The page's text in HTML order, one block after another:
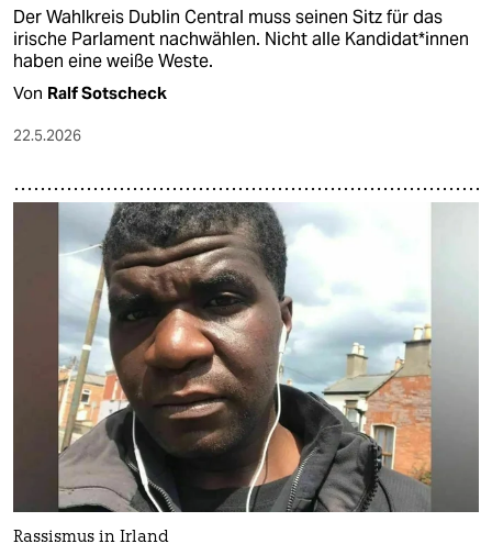
Der Wahlkreis Dublin Central muss seinen Sitz für das
irische Parlament nachwählen. Nicht alle Kan­di­da­t*in­nen
haben eine weiße Weste.
Von Ralf Sotscheck
22.5.2026
Rassismus in Irland